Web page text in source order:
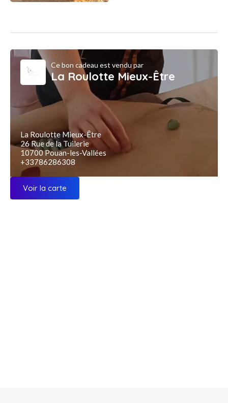
Ce bon cadeau est vendu par
La Roulotte Mieux-Être
La Roulotte Mieux-Être
26 Rue de la Tuilerie
10700 Pouan-les-Vallées
+33786286308
Voir la carte